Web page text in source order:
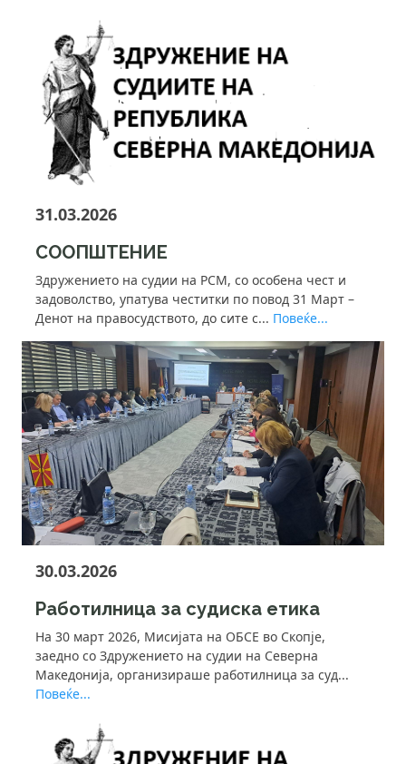
31.03.2026
СООПШТЕНИЕ
Здружението на судии на РСМ, со особена чест и
задоволство, упатува честитки по повод 31 Март –
Денот на правосудството, до сите с... Повеќе...
30.03.2026
Работилница за судиска етика
На 30 март 2026, Мисијата на ОБСЕ во Скопје,
заедно со Здружението на судии на Северна
Македонија, организираше работилница за суд...
Повеќе...